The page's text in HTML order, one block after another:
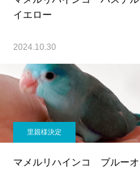
イエロー
2024.10.30
里親様決定
マメルリハインコ ブルーオ